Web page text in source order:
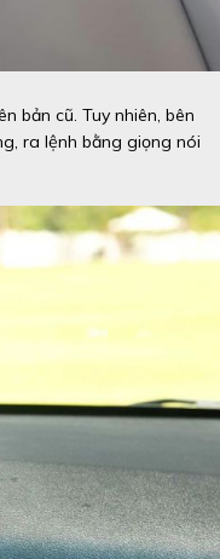
bản cũ. Tuy nhiên, bên
ra lệnh bằng giọng nói